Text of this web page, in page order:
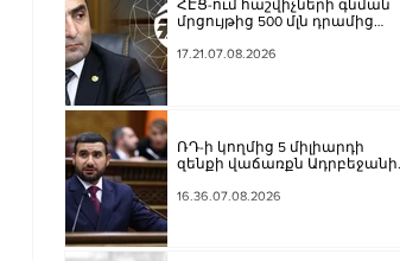
ՀԷՑ-ում հաշվիչների գնման
մրցույթից 500 մլն դրամից
արձանագրվել
17.21.07.08.2026
ՌԴ-ի կողմից 5 միլիարդի
զենքի վաճառքն Ադրբեջանին
սպառնալի՞ք էր, թե՞
16.36.07.08.2026